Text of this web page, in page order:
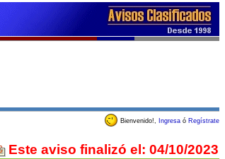
Bienvenido!, Ingresa ó Regístrate
Este aviso finalizó el: 04/10/2023